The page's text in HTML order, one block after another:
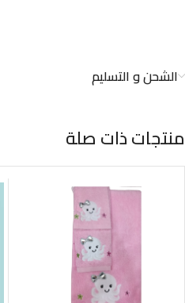
الشحن و التسليم
منتجات ذات صلة